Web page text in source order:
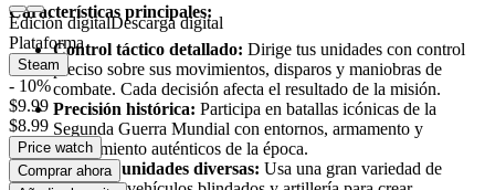
Características principales:
Control táctico detallado: Dirige tus unidades con control
preciso sobre sus movimientos, disparos y maniobras de
combate. Cada decisión afecta el resultado de la misión.
Precisión histórica: Participa en batallas icónicas de la
Segunda Guerra Mundial con entornos, armamento y
equipamiento auténticos de la época.
Tipos de unidades diversas: Usa una gran variedad de
Edición digitalDescarga digital
Plataforma
Steam
- 10%
$9.99
$8.99
Price watch
Comprar ahora